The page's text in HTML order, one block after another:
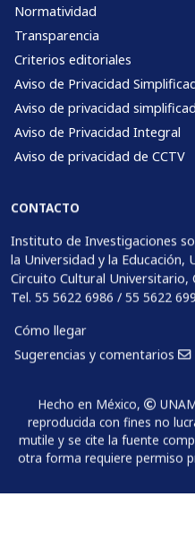
Normatividad
Transparencia
Criterios editoriales
Aviso de Privacidad
Aviso de privacidad
Aviso de Privacidad Integral
Aviso de privacidad de CCTV
CONTACTO
Instituto de Investigaciones
la Universidad y la Educación,
Circuito Cultural Universitario,
Tel. 55 5622 6986 / 55 5622
Cómo llegar
Sugerencias y comentarios
Hecho en México,
reproducida con fines no
mutile y se cite la fuente
otra forma requiere permiso